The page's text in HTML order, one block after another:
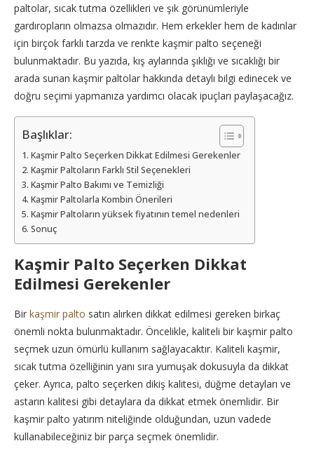
paltolar, sıcak tutma özellikleri ve şık görünümleriyle
gardıropların olmazsa olmazıdır. Hem erkekler hem de kadınlar
için birçok farklı tarzda ve renkte kaşmir palto seçeneği
bulunmaktadır. Bu yazıda, kış aylarında şıklığı ve sıcaklığı bir
arada sunan kaşmir paltolar hakkında detaylı bilgi edinecek ve
doğru seçimi yapmanıza yardımcı olacak ipuçları paylaşacağız.
Başlıklar:
Kaşmir Palto Seçerken Dikkat Edilmesi Gerekenler
Kaşmir Paltoların Farklı Stil Seçenekleri
Kaşmir Palto Bakımı ve Temizliği
Kaşmir Paltolarla Kombin Önerileri
Kaşmir Paltoların yüksek fiyatının temel nedenleri
Sonuç
Kaşmir Palto Seçerken Dikkat
Edilmesi Gerekenler
Bir kaşmir palto satın alırken dikkat edilmesi gereken birkaç
önemli nokta bulunmaktadır. Öncelikle, kaliteli bir kaşmir palto
seçmek uzun ömürlü kullanım sağlayacaktır. Kaliteli kaşmir,
sıcak tutma özelliğinin yanı sıra yumuşak dokusuyla da dikkat
çeker. Ayrıca, palto seçerken dikiş kalitesi, düğme detayları ve
astarın kalitesi gibi detaylara da dikkat etmek önemlidir. Bir
kaşmir palto yatırım niteliğinde olduğundan, uzun vadede
kullanabileceğiniz bir parça seçmek önemlidir.